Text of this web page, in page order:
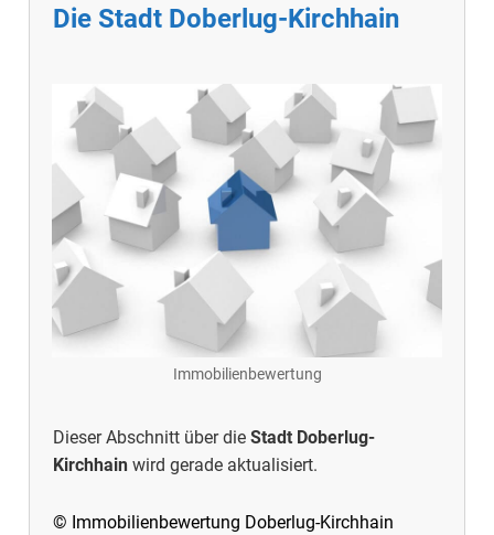
Die Stadt Doberlug-Kirchhain
Immobilienbewertung
Dieser Abschnitt über die Stadt Doberlug-
Kirchhain wird gerade aktualisiert.
© Immobilienbewertung Doberlug-Kirchhain